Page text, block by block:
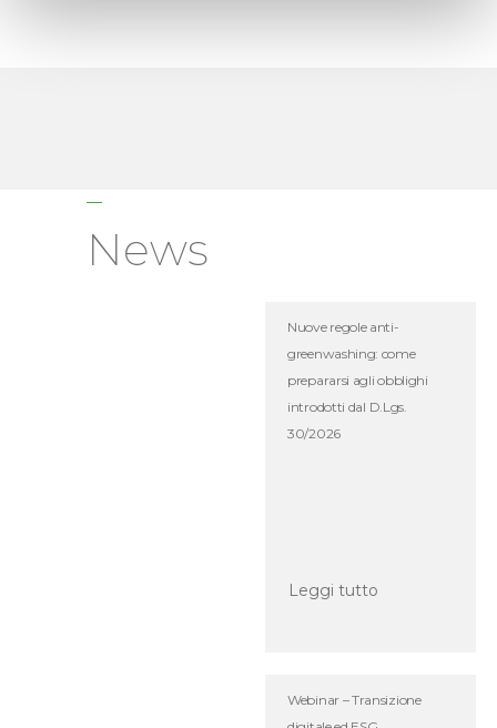
News
Nuove regole anti-
greenwashing: come
prepararsi agli obblighi
introdotti dal D.Lgs.
30/2026
Leggi tutto
Webinar – Transizione